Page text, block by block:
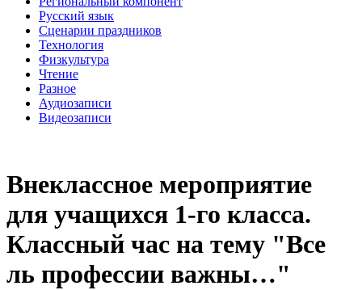
Русский язык
Сценарии праздников
Технология
Физкультура
Чтение
Разное
Аудиозаписи
Видеозаписи
Внеклассное мероприятие
для учащихся 1-го класса.
Классный час на тему "Все
ль профессии важны…"